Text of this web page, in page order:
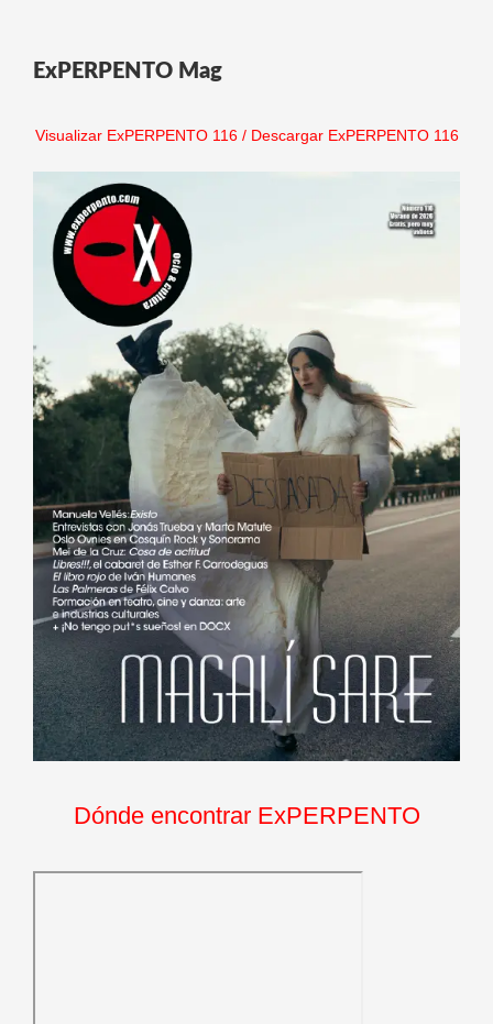
ExPERPENTO Mag
Visualizar ExPERPENTO 116/ Descargar ExPERPENTO 116
Dónde encontrar ExPERPENTO